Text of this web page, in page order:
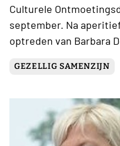
Culturele
september. Na
optreden van Barbara
GEZELLIG SAMENZIJN